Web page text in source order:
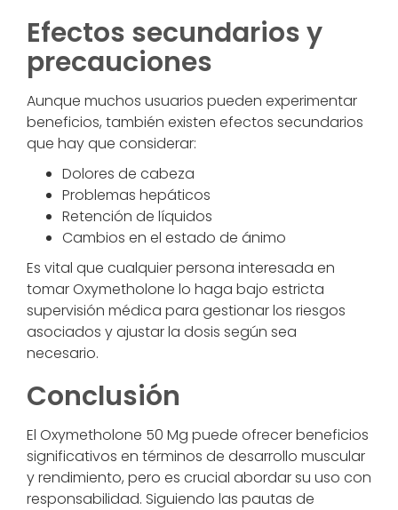
Efectos secundarios y
precauciones
Aunque muchos usuarios pueden experimentar
beneficios, también existen efectos secundarios
que hay que considerar:
Dolores de cabeza
Problemas hepáticos
Retención de líquidos
Cambios en el estado de ánimo
Es vital que cualquier persona interesada en
tomar Oxymetholone lo haga bajo estricta
supervisión médica para gestionar los riesgos
asociados y ajustar la dosis según sea
necesario.
Conclusión
El Oxymetholone 50 Mg puede ofrecer beneficios
significativos en términos de desarrollo muscular
y rendimiento, pero es crucial abordar su uso con
responsabilidad. Siguiendo las pautas de